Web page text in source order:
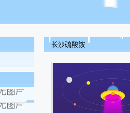
长沙硫酸铵